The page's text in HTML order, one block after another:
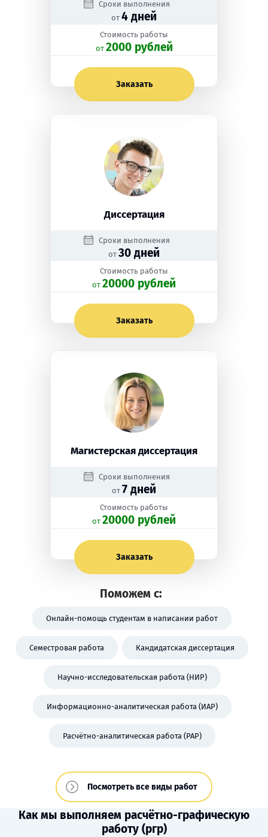
Сроки выполнения
от 4 дней
Стоимость работы
oт 2000 рублей
Заказать
Диссертация
Сроки выполнения
от 30 дней
Стоимость работы
oт 20000 рублей
Заказать
Магистерская диссертация
Сроки выполнения
от 7 дней
Стоимость работы
oт 20000 рублей
Заказать
Поможем с:
Онлайн-помощь студентам в написании работ
Семестровая работа Кандидатская диссертация
Научно-исследовательская работа (НИР)
Информационно-аналитическая работа (ИАР)
Расчётно-аналитическая работа (РАР)
Посмотреть все виды работ
Как мы выполняем расчётно-графическую
работу (ргр)